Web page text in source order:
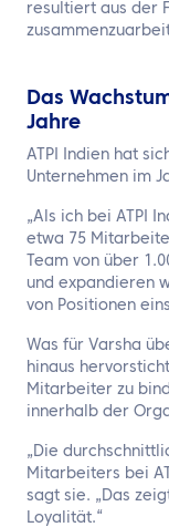
resultiert aus der
Das
Jahre
ATPI Indien hat
Unternehmen im
„Als ich bei ATPI
etwa 75
Team von über
und expandieren
von Positionen
Was für Varsha
hinaus
Mitarbeiter zu
innerhalb der
„Die
Mitarbeiters bei
sagt sie. „Das
Loyalität.“